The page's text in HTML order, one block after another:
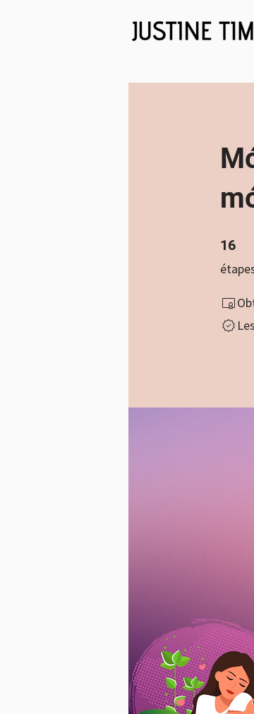
16
16 étapes